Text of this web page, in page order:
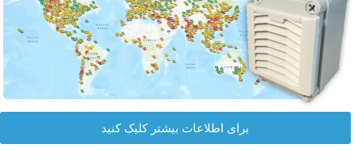
برای اطلاعات بیشتر کلیک کنید